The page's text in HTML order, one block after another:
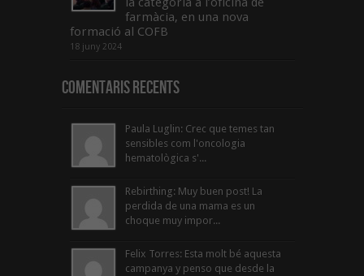
farmàcia, en una nova
formació al COFB
18 juny 2024
Comentaris Recents
Paula Luglin: Crec que temes tan
sensibles com l'oncologia
hematològica s'...
Rebirthing: Muy buen post! La
perdida de una mama es un
choque muy impor...
Felix Torres: Esta molt bé aquesta
campanya y penso que desde la